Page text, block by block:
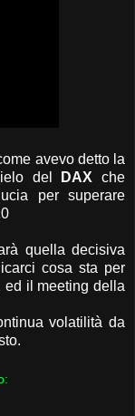
avevo detto la
del
DAXche
per superare
quella decisiva
cosa sta per
ed il meeting della
volatilità da